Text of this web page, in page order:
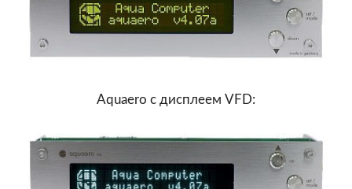
Aquaero с дисплеем VFD: